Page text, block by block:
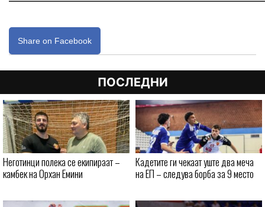
Share on Facebook
ПОСЛЕДНИ
Неготинци полека се екипираат –
камбек на Орхан Емини
Кадетите ги чекаат уште два меча
на ЕП – следува борба за 9 место